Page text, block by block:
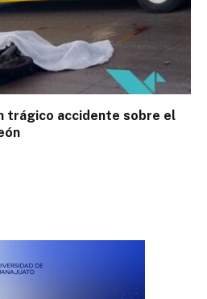
trágico accidente sobre el